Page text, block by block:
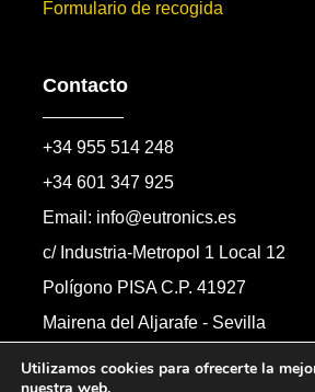
Formulario de recogida
Contacto
+34 955 514 248
+34 601 347 925
Email: info@eutronics.es
c/ Industria-Metropol 1 Local 12
Polígono PISA C.P. 41927
Mairena del Aljarafe - Sevilla
Formulario de contacto
Utilizamos cookies para ofrecerte la